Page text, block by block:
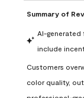
the
with
1
This
action
the
2